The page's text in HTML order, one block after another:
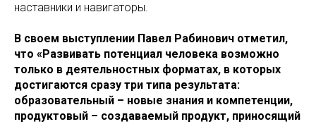
наставники и навигаторы.
В своем выступлении Павел Рабинович отметил,
что «Развивать потенциал человека возможно
только в деятельностных форматах, в которых
достигаются сразу три типа результата:
образовательный – новые знания и компетенции,
продуктовый – создаваемый продукт, приносящий